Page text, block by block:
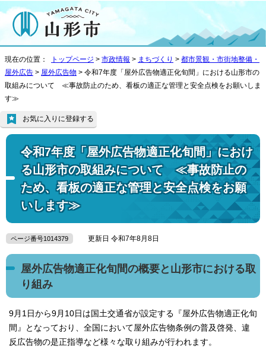
現在の位置： トップページ > 市政情報 > まちづくり > 都市景観・市街地整備・
屋外広告 > 屋外広告物 > 令和7年度「屋外広告物適正化旬間」における山形市の
取組みについて ≪事故防止のため、看板の適正な管理と安全点検をお願いしま
す≫
令和7年度「屋外広告物適正化旬間」におけ
る山形市の取組みについて ≪事故防止の
ため、看板の適正な管理と安全点検をお願
いします≫
お気に入りに登録する
ページ番号1014379 更新日 令和7年8月8日
屋外広告物適正化旬間の概要と山形市における取
り組み
9月1日から9月10日は国土交通省が設定する『屋外広告物適正化旬
間』となっており、全国において屋外広告物条例の普及啓発、違
反広告物の是正指導など様々な取り組みが行われます。